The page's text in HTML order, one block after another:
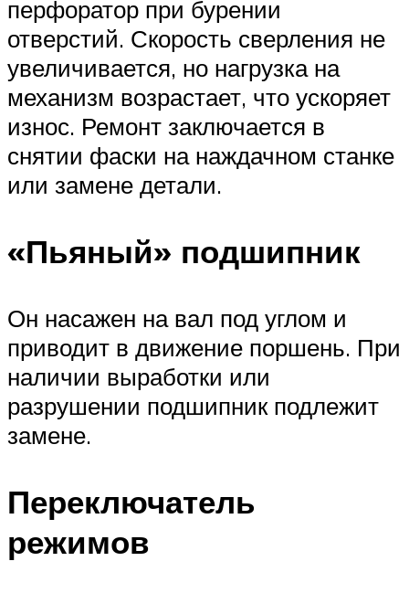
перфоратор при бурении
отверстий. Скорость сверления не
увеличивается, но нагрузка на
механизм возрастает, что ускоряет
износ. Ремонт заключается в
снятии фаски на наждачном станке
или замене детали.
«Пьяный» подшипник
Он насажен на вал под углом и
приводит в движение поршень. При
наличии выработки или
разрушении подшипник подлежит
замене.
Переключатель
режимов